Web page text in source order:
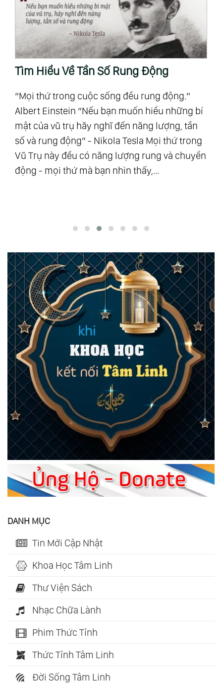
Tìm Hiểu Về Tần Số Rung Động
“Mọi thứ trong cuộc sống đều rung động.”
Albert Einstein “Nếu bạn muốn hiểu những bí
mật của vũ trụ hãy nghĩ đến năng lượng, tần
số và rung động” - Nikola Tesla Mọi thứ trong
Vũ Trụ này đều có năng lượng rung và chuyển
động - mọi thứ mà bạn nhìn thấy,...
DANH MỤC
Tin Mới Cập Nhật
Khoa Học Tâm Linh
Thư Viện Sách
Nhạc Chữa Lành
Phim Thức Tỉnh
Thức Tỉnh Tâm Linh
Đời Sống Tâm Linh